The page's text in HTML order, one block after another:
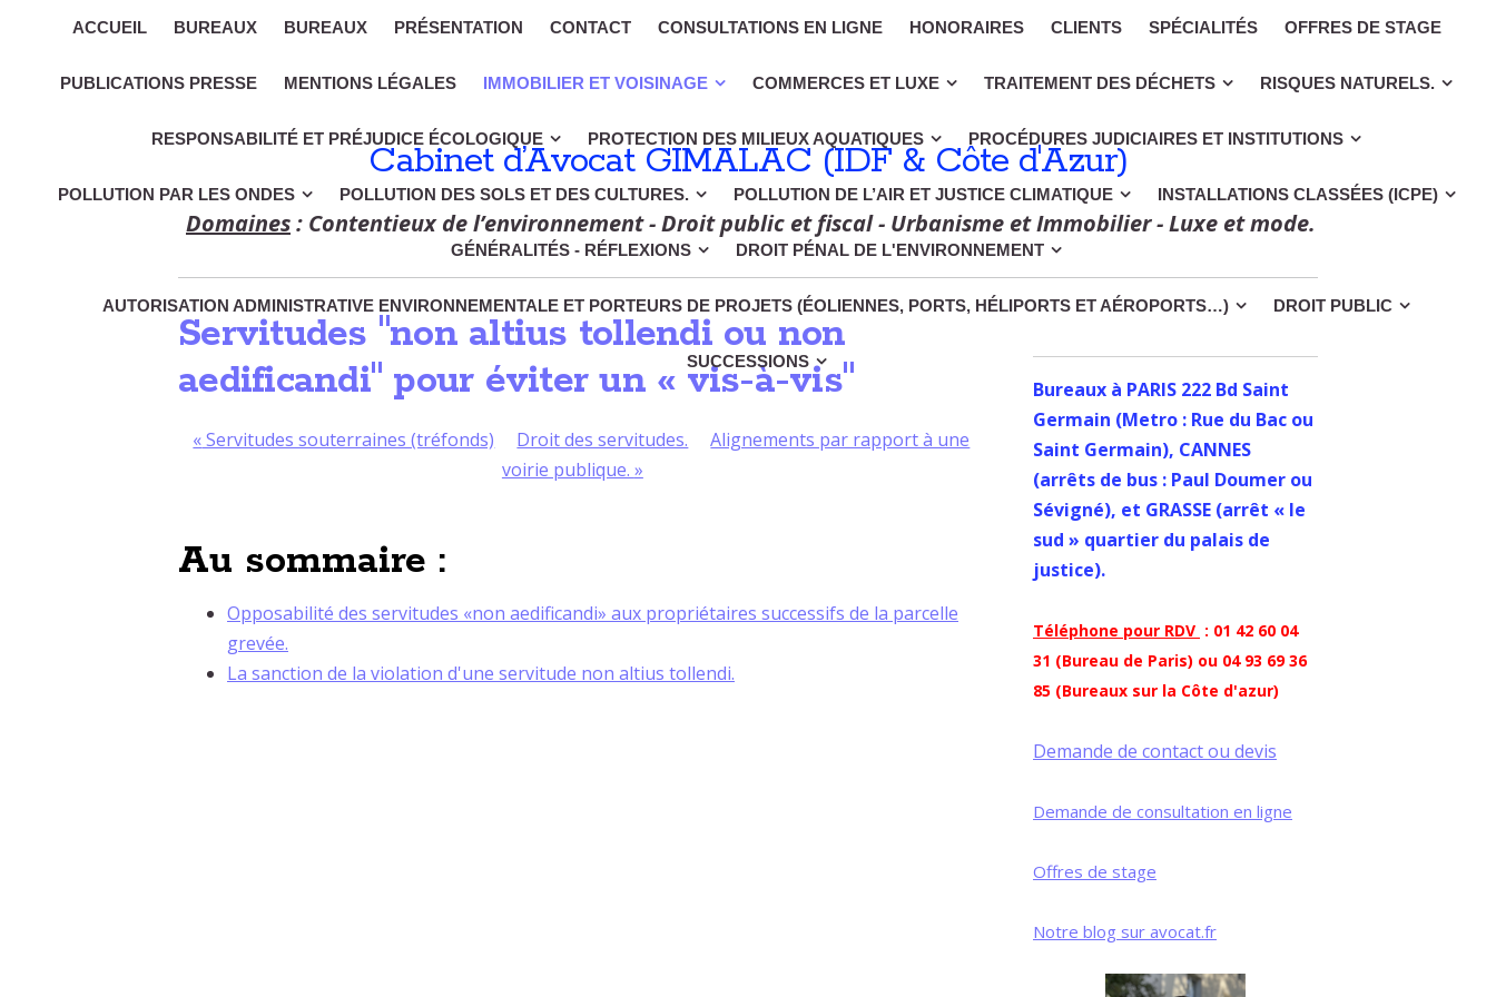
ACCUEIL BUREAUX BUREAUX PRÉSENTATION CONTACT CONSULTATIONS EN LIGNE HONORAIRES CLIENTS SPÉCIALITÉS OFFRES DE STAGE
PUBLICATIONS PRESSE MENTIONS LÉGALES IMMOBILIER ET VOISINAGE COMMERCES ET LUXE TRAITEMENT DES DÉCHETS RISQUES NATURELS.
RESPONSABILITÉ ET PRÉJUDICE ÉCOLOGIQUE PROTECTION DES MILIEUX AQUATIQUES PROCÉDURES JUDICIAIRES ET INSTITUTIONS
POLLUTION PAR LES ONDES POLLUTION DES SOLS ET DES CULTURES. POLLUTION DE L’AIR ET JUSTICE CLIMATIQUE INSTALLATIONS CLASSÉES (ICPE)
GÉNÉRALITÉS - RÉFLEXIONS DROIT PÉNAL DE L'ENVIRONNEMENT
AUTORISATION ADMINISTRATIVE ENVIRONNEMENTALE ET PORTEURS DE PROJETS (ÉOLIENNES, PORTS, HÉLIPORTS ET AÉROPORTS…) DROIT PUBLIC
SUCCESSIONS
Cabinet d’Avocat GIMALAC (IDF & Côte d'Azur)
Domaines: Contentieux de l’environnement - Droit public et fiscal - Urbanisme et Immobilier - Luxe et mode.
Servitudes "non altius tollendi ou non
aedificandi" pour éviter un « vis-à-vis"
«Servitudes souterraines (tréfonds) Droit des servitudes.
Alignements par rapport à une
voirie publique. »
Au sommaire :
Opposabilité des servitudes «non aedificandi» aux propriétaires successifs de la parcelle
grevée.
La sanction de la violation d'une servitude non altius tollendi.
Bureaux à PARIS 222 Bd Saint
Germain (Metro : Rue du Bac ou
Saint Germain), CANNES
(arrêts de bus : Paul Doumer ou
Sévigné), et GRASSE (arrêt « le
sud » quartier du palais de
justice).
Téléphone pour RDV : 01 42 60 04
31 (Bureau de Paris) ou 04 93 69 36
85 (Bureaux sur la Côte d'azur)
Demande de contact ou devis
Demande de consultation en ligne
Offres de stage
Notre blog sur avocat.fr